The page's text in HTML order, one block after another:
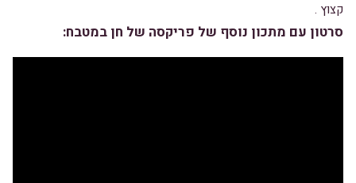
קצוץ .
סרטון עם מתכון נוסף של פריקסה של חן במטבח: